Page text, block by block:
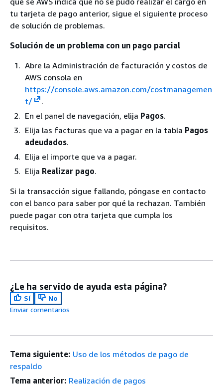
tu tarjeta de pago anterior, sigue el siguiente proceso
de solución de problemas.
Solución de un problema con un pago parcial
Abre la Administración de facturación y costos de
AWS consola en
https://console.aws.amazon.com/costmanagemen
t/
.
En el panel de navegación, elija Pagos.
Elija las facturas que va a pagar en la tabla Pagos
adeudados.
Elija el importe que va a pagar.
Elija Realizar pago.
Si la transacción sigue fallando, póngase en contacto
con el banco para saber por qué la rechazan. También
puede pagar con otra tarjeta que cumpla los
requisitos.
¿Le ha servido de ayuda esta página?
Sí
No
Enviar comentarios
Tema siguiente: Uso de los métodos de pago de
respaldo
Tema anterior: Realización de pagos